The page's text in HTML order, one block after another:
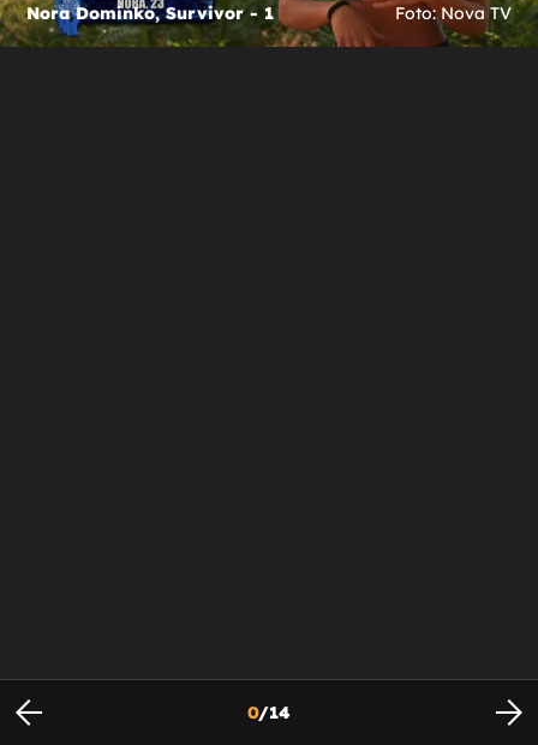
Nora Dominko, Survivor - 1 Foto: Nova TV
0/14